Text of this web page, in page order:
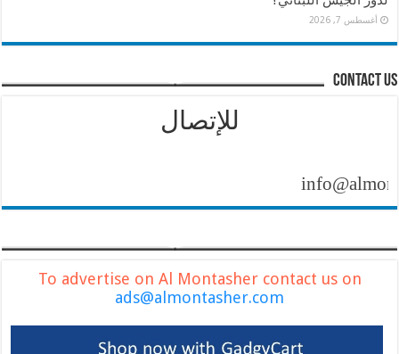
أغسطس 7, 2026
contact us
للإتصال
To advertise on Al Montasher contact us on
ads@almontasher.com